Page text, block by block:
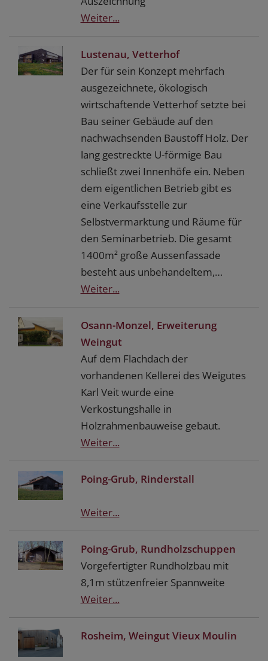
Weiter...
Lustenau, Vetterhof
Der für sein Konzept mehrfach
ausgezeichnete, ökologisch
wirtschaftende Vetterhof setzte bei
Bau seiner Gebäude auf den
nachwachsenden Baustoff Holz. Der
lang gestreckte U-förmige Bau
schließt zwei Innenhöfe ein. Neben
dem eigentlichen Betrieb gibt es
eine Verkaufsstelle zur
Selbstvermarktung und Räume für
den Seminarbetrieb. Die gesamt
1400m² große Aussenfassade
besteht aus unbehandeltem,…
Weiter...
Osann-Monzel, Erweiterung
Weingut
Auf dem Flachdach der
vorhandenen Kellerei des Weigutes
Karl Veit wurde eine
Verkostungshalle in
Holzrahmenbauweise gebaut.
Weiter...
Poing-Grub, Rinderstall
Weiter...
Poing-Grub, Rundholzschuppen
Vorgefertigter Rundholzbau mit
8,1m stützenfreier Spannweite
Weiter...
Rosheim, Weingut Vieux Moulin